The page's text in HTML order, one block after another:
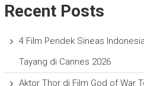
Recent Posts
4 Film Pendek Sineas
Tayang di Cannes 2026
Aktor Thor di Film God of War